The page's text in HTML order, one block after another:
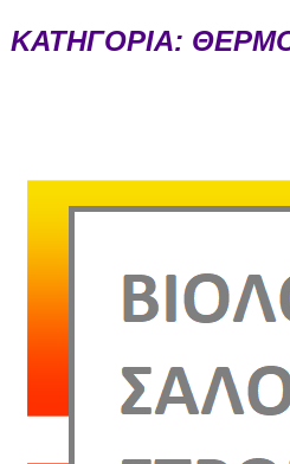
ΚΑΤΗΓΟΡΙΑ: